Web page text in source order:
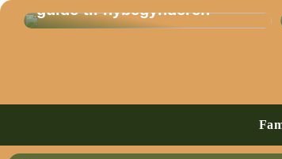
guide til nybegynderen